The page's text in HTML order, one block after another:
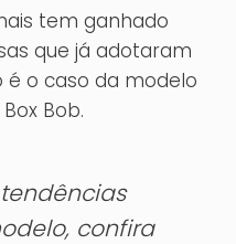
tem ganhado
que já adotaram
o caso da modelo
Bob.
confira